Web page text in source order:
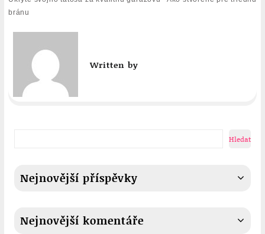
pro
bránu
Written by
Hledat
Nejnovější příspěvky
Nejnovější komentáře